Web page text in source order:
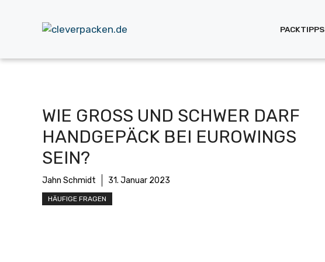
PACKTIPPS
WIE GROSS UND SCHWER DARF H
ANDGEPÄCK BEI EUROWINGS S
EIN?
Jahn Schmidt 31. Januar 2023
HÄUFIGE FRAGEN